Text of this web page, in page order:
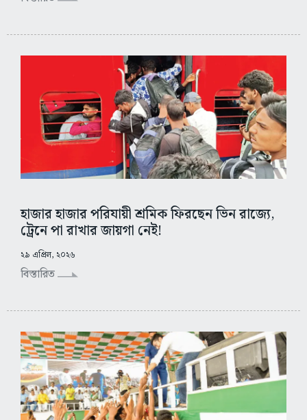
হাজার হাজার পরিযায়ী শ্রমিক ফিরছেন ভিন রাজ্যে,
ট্রেনে পা রাখার জায়গা নেই!
২৯ এপ্রিল, ২০২৬
বিস্তারিত